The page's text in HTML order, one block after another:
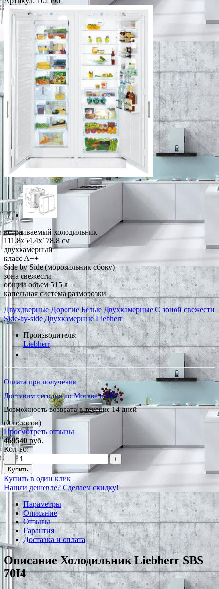
встраиваемый холодильник
111.8x54.4x178.8 см
двухкамерный
класс A++
Side by Side (морозильник сбоку)
зона свежести
общий объем 515 л
капельная система разморозки
Двухдверные Дорогие Белые Двухкамерные С зоной свежести
Side-by-side Двухкамерные Liebherr
Производитель:
Liebherr
*Наличие уточняйте у менеджера
Оплата при получении
Доставим сегодня по Москве и МО
Возможность возврата в течение 14 дней
(0 голосов)
Просмотреть отзывы
469540руб.
Кол-во:
−
+
Купить
Купить в один клик
Нашли дешевле? Сделаем скидку!
Параметры
Описание
Отзывы
Гарантия
Доставка и оплата
Описание Холодильник Liebherr SBS
70I4